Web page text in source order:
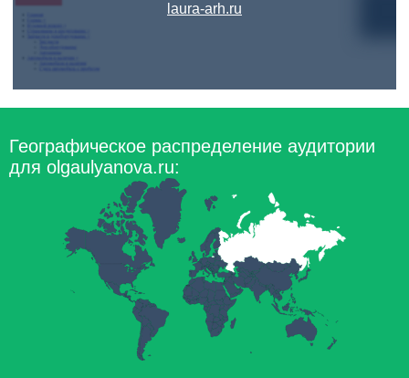
laura-arh.ru
Географическое распределение аудитории
для olgaulyanova.ru: